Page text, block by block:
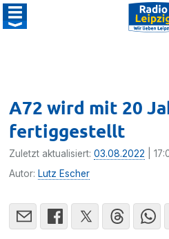
A72 wird mit 20
fertiggestellt
Zuletzt aktualisiert:03.08.2022 |
Autor: Lutz Escher